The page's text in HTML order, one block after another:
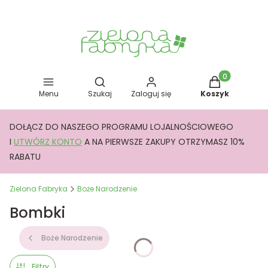
Menu
Otwórz wyszukiwarkę
Szukaj Zaloguj się
Produkty w
Koszyk
DOŁĄCZ DO NASZEGO PROGRAMU LOJALNOŚCIOWEGO
I UTWÓRZ KONTO A NA PIERWSZE ZAKUPY OTRZYMASZ 10%
RABATU
Zielona Fabryka Boże Narodzenie
Bombki
Boże Narodzenie